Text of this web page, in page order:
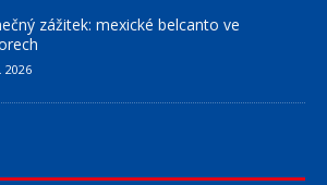
zážitek: mexické belcanto ve
2026